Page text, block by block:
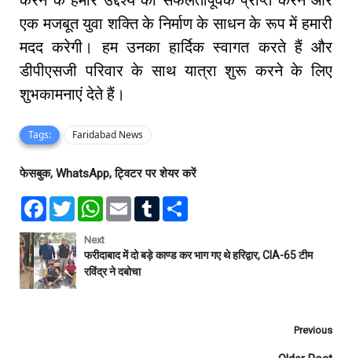
एक मजबूत युवा शक्ति के निर्माण के साधन के रूप में हमारी
मदद करेगी। हम उनका हार्दिक स्वागत करते हैं और
डीपीएसजी परिवार के साथ यात्रा शुरू करने के लिए
शुभकामनाएं देते हैं।
Tags: Faridabad News
फेसबुक, WhatsApp, ट्विटर पर शेयर करें
F
e
b
o
o
k
T
w
t
t
e
r
W
t
s
A
p
E
l
T
l
e
Next
फरीदाबाद में दो बड़े काण्ड कर भाग गए थे हरिद्वार, CIA-65 टीम
रविंद्र ने दबोचा
Previous